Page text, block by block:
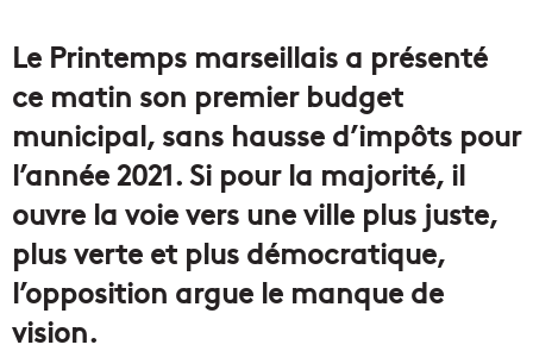
Le Printemps marseillais a présenté
ce matin son premier budget
municipal, sans hausse d’impôts pour
l’année 2021. Si pour la majorité, il
ouvre la voie vers une ville plus juste,
plus verte et plus démocratique,
l’opposition argue le manque de
vision.